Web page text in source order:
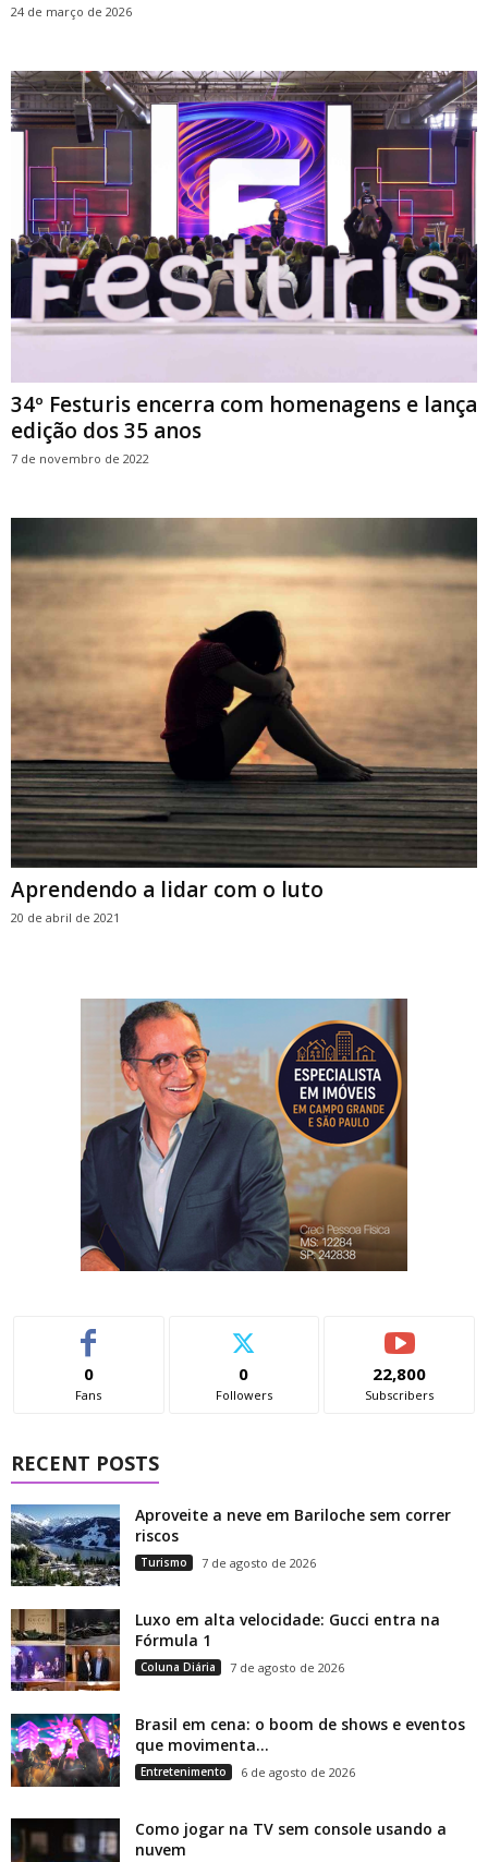
24 de março de 2026
34º Festuris encerra com homenagens e lança
edição dos 35 anos
7 de novembro de 2022
Aprendendo a lidar com o luto
20 de abril de 2021
0
Fans
0
Followers
22,800
Subscribers
RECENT POSTS
Aproveite a neve em Bariloche sem correr
riscos
Turismo 7 de agosto de 2026
Luxo em alta velocidade: Gucci entra na
Fórmula 1
Coluna Diária 7 de agosto de 2026
Brasil em cena: o boom de shows e eventos
que movimenta...
Entretenimento 6 de agosto de 2026
Como jogar na TV sem console usando a
nuvem